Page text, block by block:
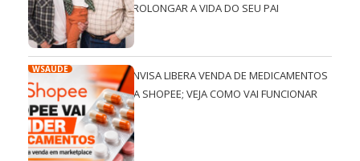
PROLONGAR A VIDA DO SEU PAI
WSAÚDE
ANVISA LIBERA VENDA DE MEDICAMENTOS
NA SHOPEE; VEJA COMO VAI FUNCIONAR